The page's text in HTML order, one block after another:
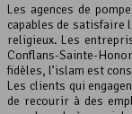
Les agences de
capables de satisfaire
religieux. Les
Conflans-Sainte-
fidèles, l’islam est
Les clients qui
de recourir à des